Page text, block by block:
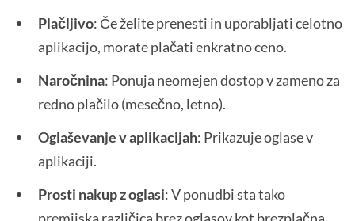
Plačljivo: Če želite prenesti in uporabljati celotno
aplikacijo, morate plačati enkratno ceno.
Naročnina: Ponuja neomejen dostop v zameno za
redno plačilo (mesečno, letno).
Oglaševanje v aplikacijah: Prikazuje oglase v
aplikaciji.
Prosti nakup z oglasi: V ponudbi sta tako